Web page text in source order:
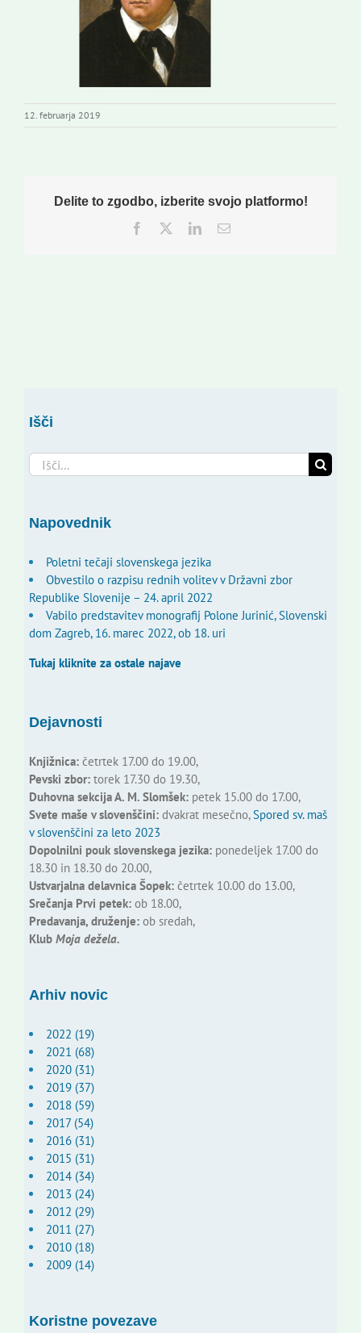
Založništvo
Koristne informacije
12. februarja 2019
Delite to zgodbo, izberite svojo platformo!
Facebook
TwitterLinkedInEmail
Išči
Search
for:
Napovednik
Poletni tečaji slovenskega jezika
Obvestilo o razpisu rednih volitev v Državni zbor
Republike Slovenije – 24. april 2022
Vabilo predstavitev monografij Polone Jurinić, Slovenski
dom Zagreb, 16. marec 2022, ob 18. uri
Tukaj kliknite za ostale najave
Dejavnosti
Knjižnica:četrtek 17.00 do 19.00,
Pevski zbor:torek 17.30 do 19.30,
Duhovna sekcija A. M. Slomšek:petek 15.00 do 17.00,
Svete maše v slovenščini:dvakrat mesečno,Spored sv. maš
v slovenščini za leto 2023
Dopolnilni pouk slovenskega jezika:ponedeljek 17.00 do
18.30 in 18.30 do 20.00,
Ustvarjalna delavnica Šopek:četrtek 10.00 do 13.00,
Srečanja Prvi petek:ob 18.00,
Predavanja, druženje:ob sredah,
Klub Moja dežela.
Arhiv novic
2022 (19)
2021 (68)
2020 (31)
2019 (37)
2018 (59)
2017 (54)
2016 (31)
2015 (31)
2014 (34)
2013 (24)
2012 (29)
2011 (27)
2010 (18)
2009 (14)
Koristne povezave